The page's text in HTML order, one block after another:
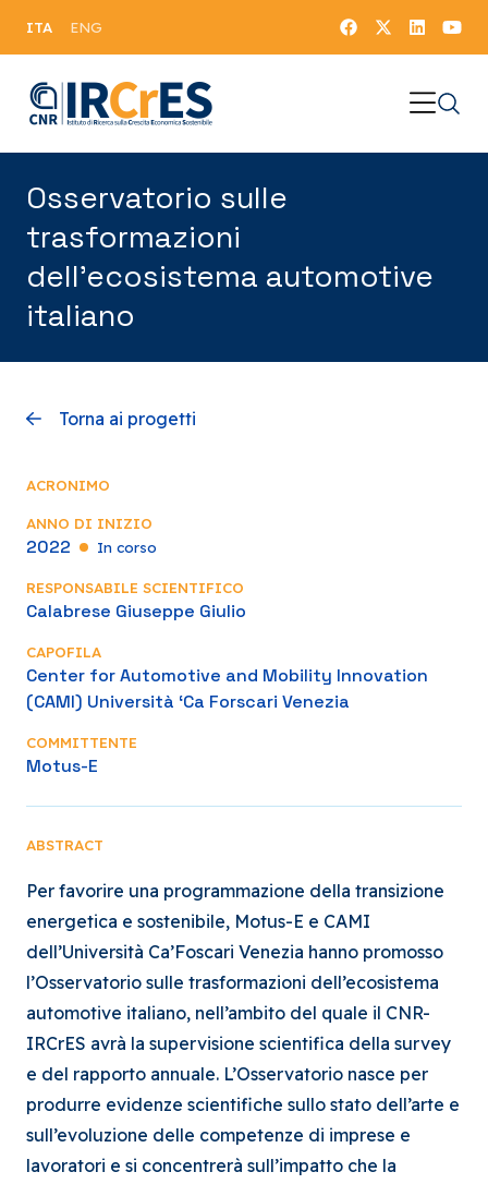
ITA ENG
Osservatorio sulle
trasformazioni
dell’ecosistema automotive
italiano
Torna ai progetti
ACRONIMO
ANNO DI INIZIO
2022 In corso
RESPONSABILE SCIENTIFICO
Calabrese Giuseppe Giulio
CAPOFILA
Center for Automotive and Mobility Innovation
(CAMI) Università ‘Ca Forscari Venezia
COMMITTENTE
Motus-E
ABSTRACT
Per favorire una programmazione della transizione
energetica e sostenibile, Motus-E e CAMI
dell’Università Ca’Foscari Venezia hanno promosso
l’Osservatorio sulle trasformazioni dell’ecosistema
automotive italiano, nell’ambito del quale il CNR-
IRCrES avrà la supervisione scientifica della survey
e del rapporto annuale. L’Osservatorio nasce per
produrre evidenze scientifiche sullo stato dell’arte e
sull’evoluzione delle competenze di imprese e
lavoratori e si concentrerà sull’impatto che la